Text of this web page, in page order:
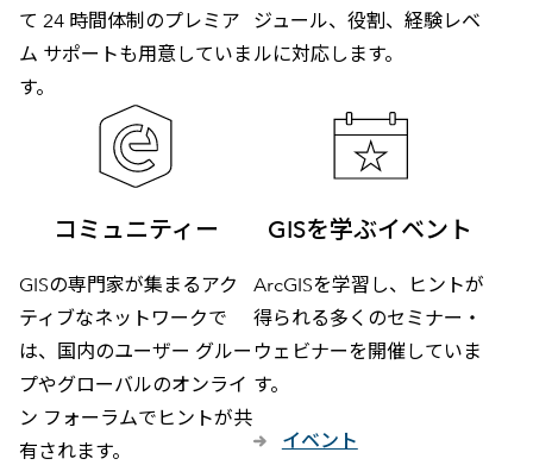
て 24 時間体制のプレミア
ム サポートも用意していま
す。
ジュール、役割、経験レベ
ルに対応します。
コミュニティー
GISの専門家が集まるアク
ティブなネットワークで
は、国内のユーザー グルー
プやグローバルのオンライ
ン フォーラムでヒントが共
有されます。
GISを学ぶイベント
ArcGISを学習し、ヒントが
得られる多くのセミナー・
ウェビナーを開催していま
す。
イベント